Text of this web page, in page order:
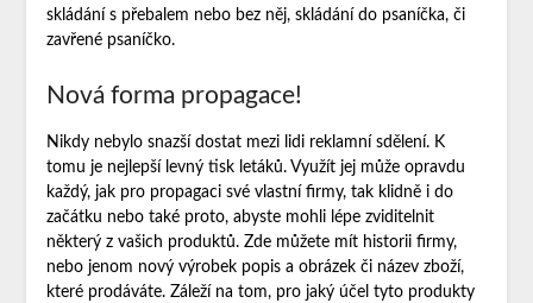
skládání s přebalem nebo bez něj, skládání do psaníčka, či
zavřené psaníčko.
Nová forma propagace!
Nikdy nebylo snazší dostat mezi lidi reklamní sdělení. K
tomu je nejlepší levný tisk letáků. Využít jej může opravdu
každý, jak pro propagaci své vlastní firmy, tak klidně i do
začátku nebo také proto, abyste mohli lépe zviditelnit
některý z vašich produktů. Zde můžete mít historii firmy,
nebo jenom nový výrobek popis a obrázek či název zboží,
které prodáváte. Záleží na tom, pro jaký účel tyto produkty